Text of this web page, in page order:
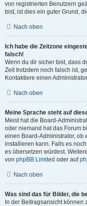
von registrierten Benutzern
bist, ist dies ein guter Grund,
Nach oben
Ich habe die Zeitzone
falsch!
Wenn du dir sicher bist, dass
Zeit trotzdem noch falsch ist,
Kontaktiere einen
Nach oben
Meine Sprache steht auf
Meist hat die Board-
oder niemand hat das Forum
einen Board-Administrator, ob
installieren kann. Falls es
es übersetzen würdest.
von phpBB Limited oder auf
Nach oben
Was sind das für Bilder, die
In der Beitragsansicht